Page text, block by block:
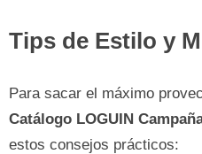
Tips de Estilo y
Para sacar el máximo
Catálogo LOGUIN
estos consejos prácticos: